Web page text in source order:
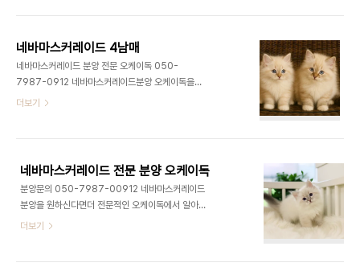
져요. 사람과의 교감을 좋아하지만 과하게 활발하거
활 중심의 설명이 중요해요. 네바마스커레이드는 프
랑스에서 탄생한 장모종 고양이로 포인트 컬러와 또
렷한 블루 아이, 얼굴에 나타나는 마스크 패턴이 가장
큰 특징이에요. 전체적인 인상이 부드럽고 균형 잡힌
체형을 가지고 있어 시각적으로 안정감을 주는 품종
어릴 때와 성묘가 되었을 때의 분위기가 다르게 느껴
네바마스커레이드 4남매
네바마스커레이드 분양 전문 오케이독 050-
7987-0912 네바마스커레이드분양 오케이독을
웹에서 찾는 분들 가운데에는 품종의 이미지나 인지
는 장모종이지만 전반적인 체형이 균형 잡혀 있어 움
직임이 과하지 않은 편이에요. 실내 생활에 잘 적응하
며 높은 곳을 과도하게 오르기보다는 바닥과 중간 높
이 공간을 선호하는 경향이 보여요. 그래서 캣타워를
준비할 때도 높이 위주보다는 안정적인 구조가 도움
하는 타입은 아니지만 일상의 리듬이 크게 흔들리면
더보기
네바마스커레이드 전문 분양 오케이독
분양문의 050-7987-00912 네바마스커레이드
분양을 원하신다면더 전문적인 오케이독에서 알아보
세요. 보통 5~8마리 보유하고 있어서비교 선택이 가
더보기